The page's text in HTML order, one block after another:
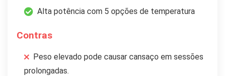
Alta potência com 5 opções de temperatura
Contras
Peso elevado pode causar cansaço em sessões
prolongadas.